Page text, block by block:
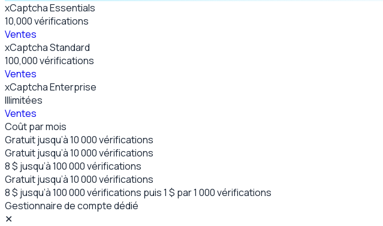
xCaptcha Essentials
10,000vérifications
Ventes
xCaptcha Standard
100,000vérifications
Ventes
xCaptcha Enterprise
Illimitées
Ventes
Coût par mois
Gratuit jusqu’à 10 000vérifications
Gratuit jusqu’à 10 000vérifications
8 $ jusqu’à 100 000 vérifications
Gratuit jusqu’à 10 000vérifications
8 $ jusqu’à 100 000 vérifications puis 1 $ par 1 000 vérifications
Gestionnaire de compte dédié
✕